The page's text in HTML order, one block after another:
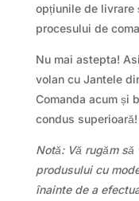
opțiunile de livrare
procesului de
Nu mai astepta!
volan cu Jantele
Comanda acum și
condus superioară!
Notă: Vă rugăm
produsului cu
înainte de a